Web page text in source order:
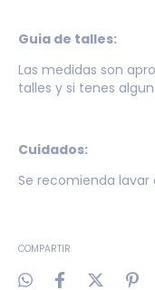
Guia de talles:
Las medidas son
talles y si tenes
Cuidados:
Se recomienda
COMPARTIR